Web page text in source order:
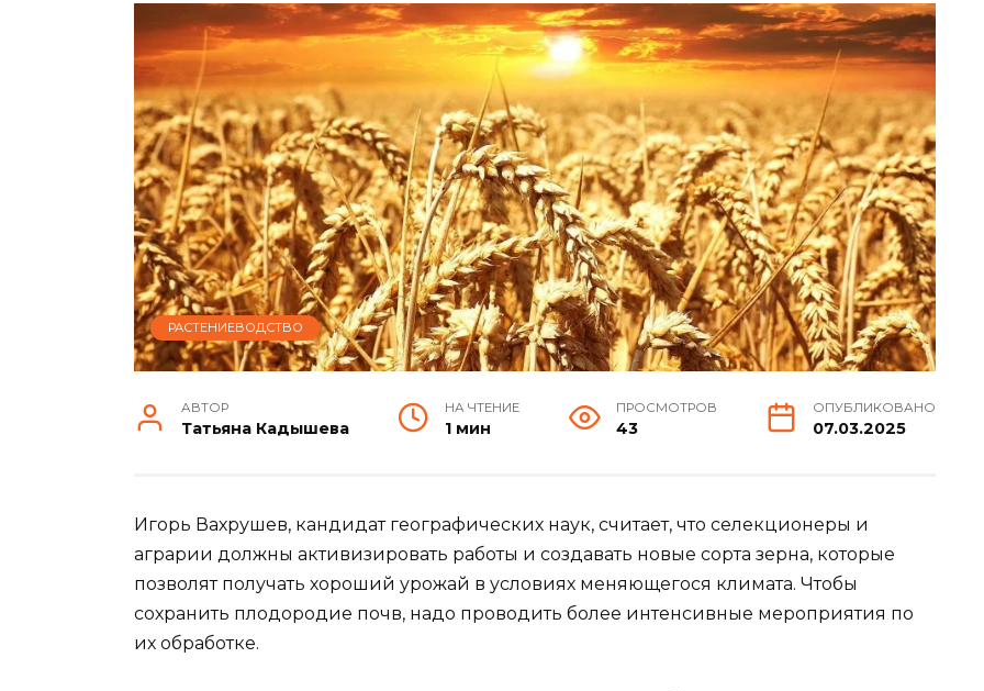
РАСТЕНИЕВОДСТВО
АВТОР
Татьяна Кадышева
НА ЧТЕНИЕ
1 мин
ПРОСМОТРОВ
43
ОПУБЛИКОВАНО
07.03.2025
Игорь Вахрушев, кандидат географических наук, считает, что селекционеры и
аграрии должны активизировать работы и создавать новые сорта зерна, которые
позволят получать хороший урожай в условиях меняющегося климата. Чтобы
сохранить плодородие почв, надо проводить более интенсивные мероприятия по
их обработке.